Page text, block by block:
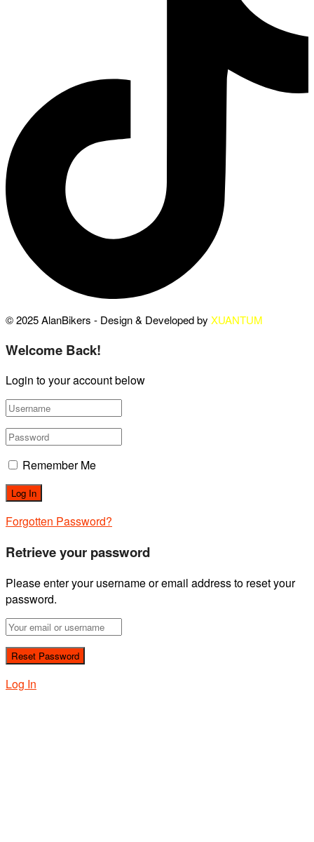
© 2025 AlanBikers - Design & Developed by XUANTUM
Welcome Back!
Login to your account below
Remember Me
Forgotten Password?
Retrieve your password
Please enter your username or email address to reset your
password.
Log In